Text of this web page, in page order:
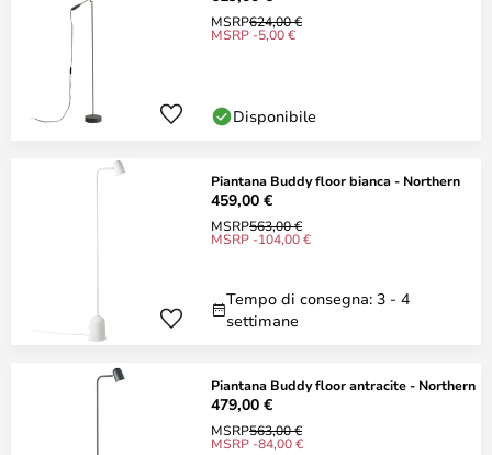
MSRP624,00 €
MSRP -5,00 €
Disponibile
Piantana Buddy floor bianca - Northern
459,00 €
MSRP563,00 €
MSRP -104,00 €
Tempo di consegna: 3 - 4
settimane
Piantana Buddy floor antracite - Northern
479,00 €
MSRP563,00 €
MSRP -84,00 €